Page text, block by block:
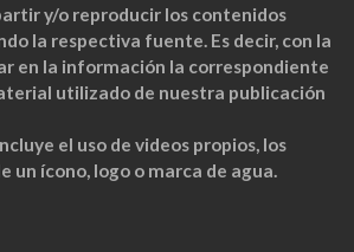
y/o reproducir los contenidos
la respectiva fuente. Es decir, con la
en la información la correspondiente
utilizado de nuestra publicación
el uso de videos propios, los
un ícono, logo o marca de agua.